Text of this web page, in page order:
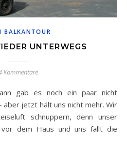
BALKANTOUR
UNTERWEGS
Kommentare
aber jetzt hält uns nicht mehr. Wir
schnuppern, denn unser
vor dem Haus und uns fällt die